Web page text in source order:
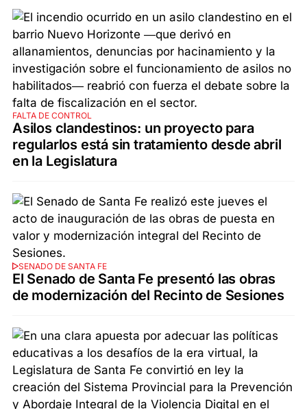
FALTA DE CONTROL
Asilos clandestinos: un proyecto para
regularlos está sin tratamiento desde abril
en la Legislatura
SENADO DE SANTA FE
El Senado de Santa Fe presentó las obras
de modernización del Recinto de Sesiones